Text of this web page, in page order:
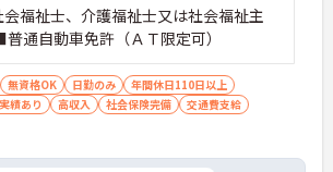
福祉士、介護福祉士又は社会福祉主
通自動車免許（ＡＴ限定可）
無資格OK 日勤のみ
年間休日110日以上
績あり
高収入 社会保険完備
交通費支給